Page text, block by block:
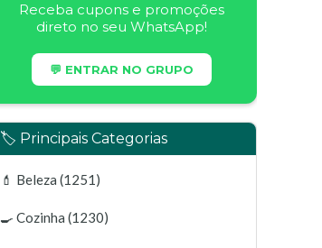
Receba cupons e promoções
direto no seu WhatsApp!
💬 ENTRAR NO GRUPO
🏷️ Principais Categorias
💄 Beleza (1251)
🍳 Cozinha (1230)